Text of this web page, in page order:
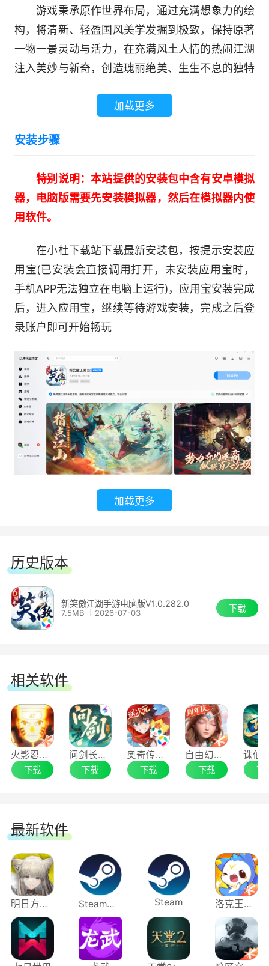
游戏秉承原作世界布局，通过充满想象力的绘
构，将清新、轻盈国风美学发掘到极致，保持原著
一物一景灵动与活力，在充满风土人情的热闹江湖
注入美妙与新奇，创造瑰丽绝美、生生不息的独特
2.至情至性的侠客形象
游戏深厚而又恢弘的世界。通过混合着叙事、微表
情、真实动作演武的镜头技巧，再现令狐冲、东方
不败、任盈盈等经典侠客至情至性的形象，与不屈
3.高自由度分宗绝学战斗
“独孤九剑”、“寒冰真气”、“吸星大法”等数十
种经典绝学全面传承，在一门双流派的不同修行与
养成中，深度体验多面武侠的极致战斗!
4.烧脑高燃刺激的副本冒险
超过30个注重技巧、讲究团队配合、破解通关
条件的副本，满足每一个玩家对BOSS和PVE极致
战斗的所有想象，真正为你带来激爽、刺激的开荒
体验。
5.乐趣多样的大型PVP体验
玩法为你带来乐趣多样的战斗体验，与全服侠友同
台竞技，在充满对抗策略与攻守细节的PVP战场上
书写你的荣耀传说!
高山流水间琴箫合奏，通过“侠侣”与喜欢的人结缘
共游江湖，变身武侠家长体验萌娃养成乐趣;打水
漂、捉迷藏等趣味玩法带你回味童年味道;在钓
客、农夫、木工、铁匠中不断变换生活身份，感受
真实、欢快的逸趣时光!
数十套外观精美时尚的背饰、时装、发型，在
PRB高清材质技术下，为你装扮个性张扬的靓丽形
象。在精彩绝伦的大江湖中，演绎感染力十足的独
特风情!
加载更多
安装步骤
特别说明：本站提供的安装包中含有安卓模拟
器，电脑版需要先安装模拟器，然后在模拟器内使
用软件。
在小杜下载站下载最新安装包，按提示安装应
用宝(已安装会直接调用打开，未安装应用宝时，
手机APP无法独立在电脑上运行)，应用宝安装完成
后，进入应用宝，继续等待游戏安装，完成之后登
录账户即可开始畅玩
加载更多
历史版本
新笑傲江湖手游电脑版V1.0.282.0
7.5MB 2026-07-03 下载
相关软件
火影忍者手游电脑版
下载
问剑长生手游电脑版
下载
奥奇传说手游电脑版
下载
自由幻想手游电脑版
下载 下
最新软件
明日方舟：终末地 Steam蒸汽平台 Steam 洛克王国：世界